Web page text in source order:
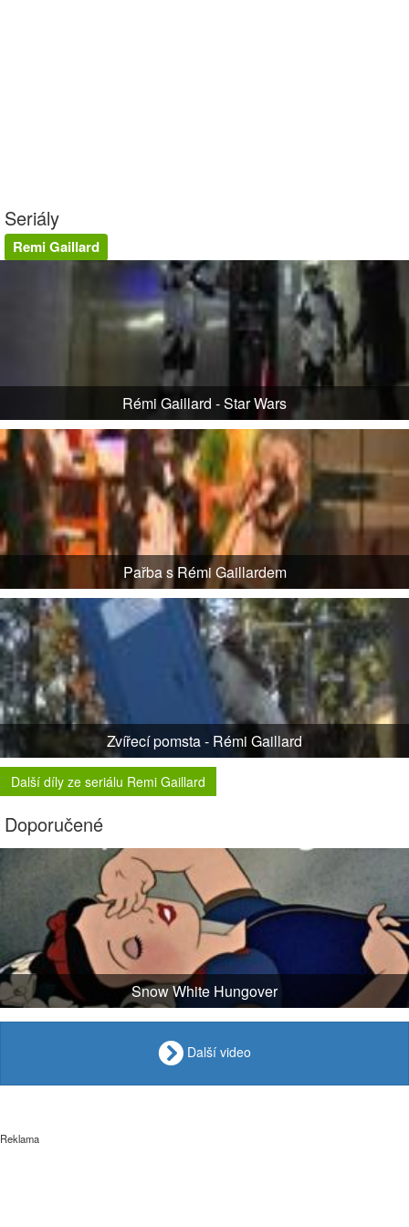
Seriály
Remi Gaillard
Rémi Gaillard - Star Wars
Pařba s Rémi Gaillardem
Zvířecí pomsta - Rémi Gaillard
Další díly ze seriálu Remi Gaillard
Doporučené
Snow White Hungover
Další video
Reklama